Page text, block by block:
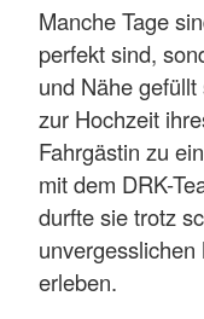
Manche Tage
perfekt sind,
und Nähe
zur Hochzeit
Fahrgästin zu
mit dem DRK-
durfte sie trotz
erleben.